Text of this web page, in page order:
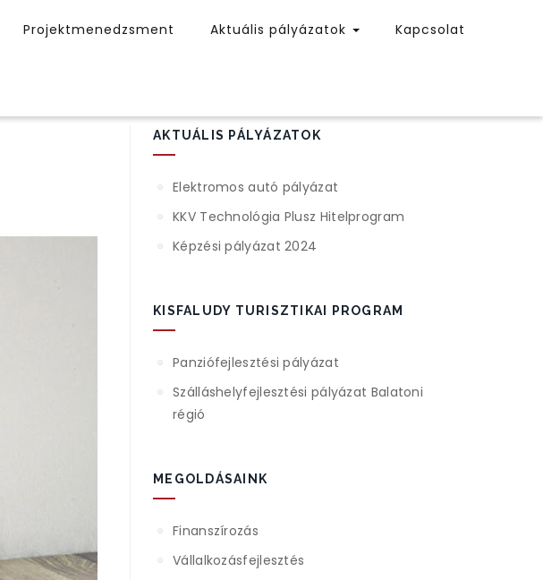
Projektmenedzsment Aktuális pályázatok Kapcsolat
AKTUÁLIS PÁLYÁZATOK
Elektromos autó pályázat
KKV Technológia Plusz Hitelprogram
Képzési pályázat 2024
KISFALUDY TURISZTIKAI PROGRAM
Panziófejlesztési pályázat
Szálláshelyfejlesztési pályázat Balatoni
régió
MEGOLDÁSAINK
Finanszírozás
Vállalkozásfejlesztés